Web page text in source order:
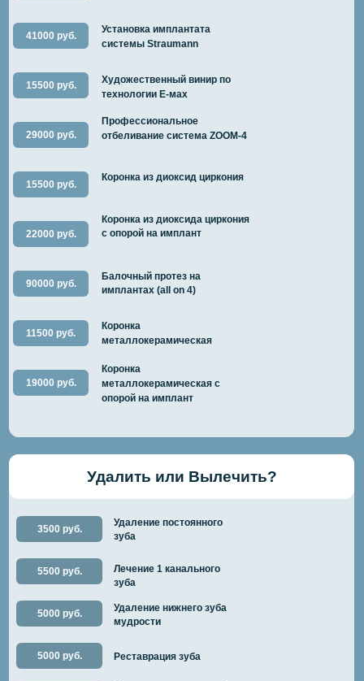
Установка имплантата
системы Straumann
41000 руб.
Художественный винир по
технологии E-мах
15500 руб.
Профессиональное
отбеливание система ZOOM-4
29000 руб.
Коронка из диоксид циркония
15500 руб.
Коронка из диоксида циркония
с опорой на имплант
22000 руб.
Балочный протез на
имплантах (all on 4)
90000 руб.
Коронка
металлокерамическая
11500 руб.
Коронка
металлокерамическая с
опорой на имплант
19000 руб.
Удалить или Вылечить?
Удаление постоянного
зуба
3500 руб.
Лечение 1 канального
зуба
5500 руб.
Реставрация зуба
5000 руб.
Удаление нижнего зуба
мудрости
5000 руб.